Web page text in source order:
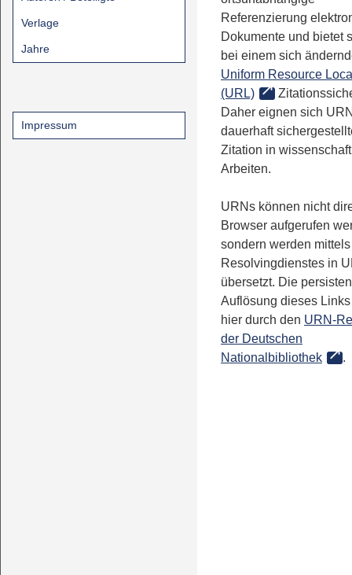
Verlage
Jahre
Impressum
Referenzierung
Dokumente und bietet
bei einem sich
Uniform Resource
(URL)
Daher eignen sich
dauerhaft
Zitation in
Arbeiten.
URNs können nicht
Browser aufgerufen
sondern werden
Resolvingdienstes in
übersetzt. Die
Auflösung dieses
hier durch den URN-
der Deutschen
Nationalbibliothek
.